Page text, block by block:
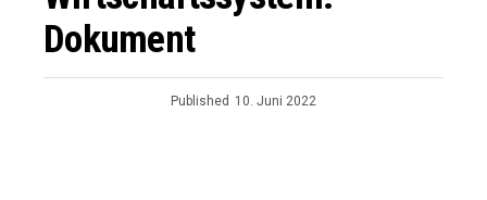
Dokument
Published 10. Juni 2022